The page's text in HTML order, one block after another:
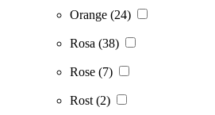
Orange (24)
Rosa (38)
Rose (7)
Rost (2)